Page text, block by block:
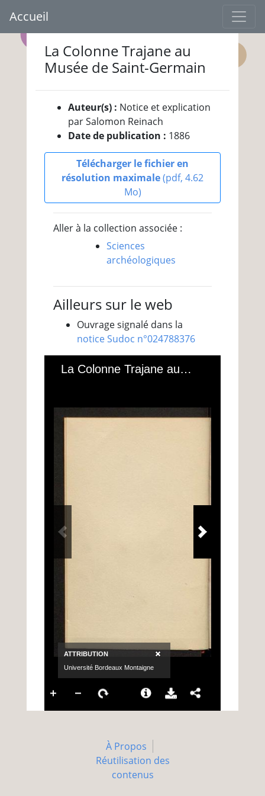
Accueil
La Colonne Trajane au
Musée de Saint-Germain
Auteur(s) : Notice et explication
par Salomon Reinach
Date de publication : 1886
Télécharger le fichier en
résolution maximale(pdf, 4.62
Mo)
Aller à la collection associée :
Sciences
archéologiques
Ailleurs sur le web
Ouvrage signalé dans la
notice Sudoc n°024788376
À Propos
Réutilisation des
contenus